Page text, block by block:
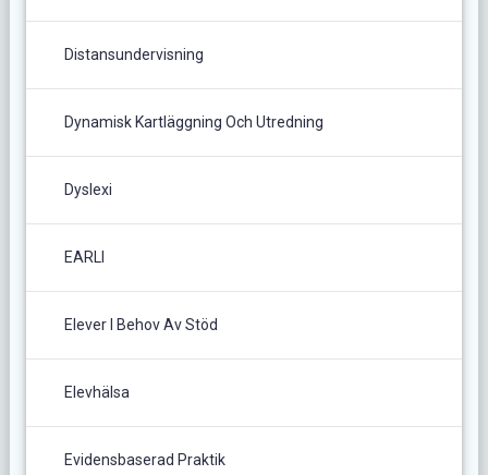
Distansundervisning
Dynamisk Kartläggning Och Utredning
Dyslexi
EARLI
Elever I Behov Av Stöd
Elevhälsa
Evidensbaserad Praktik